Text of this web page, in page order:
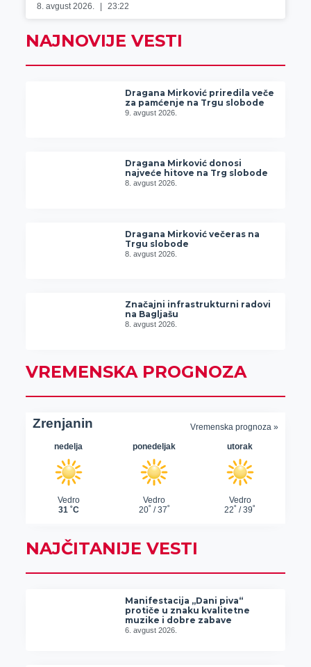
8. avgust 2026. 23:22
NAJNOVIJE VESTI
Dragana Mirković priredila veče
za pamćenje na Trgu slobode
9. avgust 2026.
Dragana Mirković donosi
najveće hitove na Trg slobode
8. avgust 2026.
Dragana Mirković večeras na
Trgu slobode
8. avgust 2026.
Značajni infrastrukturni radovi
na Bagljašu
8. avgust 2026.
VREMENSKA PROGNOZA
NAJČITANIJE VESTI
Manifestacija „Dani piva“
protiče u znaku kvalitetne
muzike i dobre zabave
6. avgust 2026.